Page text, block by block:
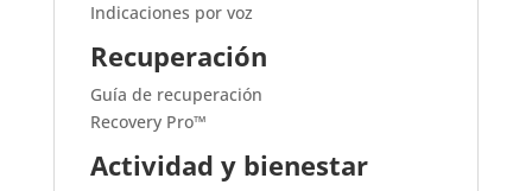
Indicaciones por voz
Recuperación
Guía de recuperación
Recovery Pro™
Actividad y bienestar